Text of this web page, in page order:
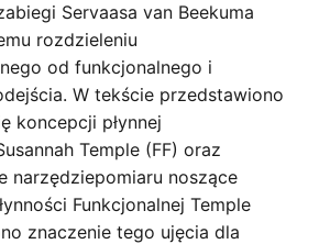
Servaasa van Beekuma
rozdzieleniu
od funkcjonalnego i
W tekście przedstawiono
koncepcji płynnej
Temple (FF) oraz
narzędziepomiaru noszące
Funkcjonalnej Temple
znaczenie tego ujęcia dla